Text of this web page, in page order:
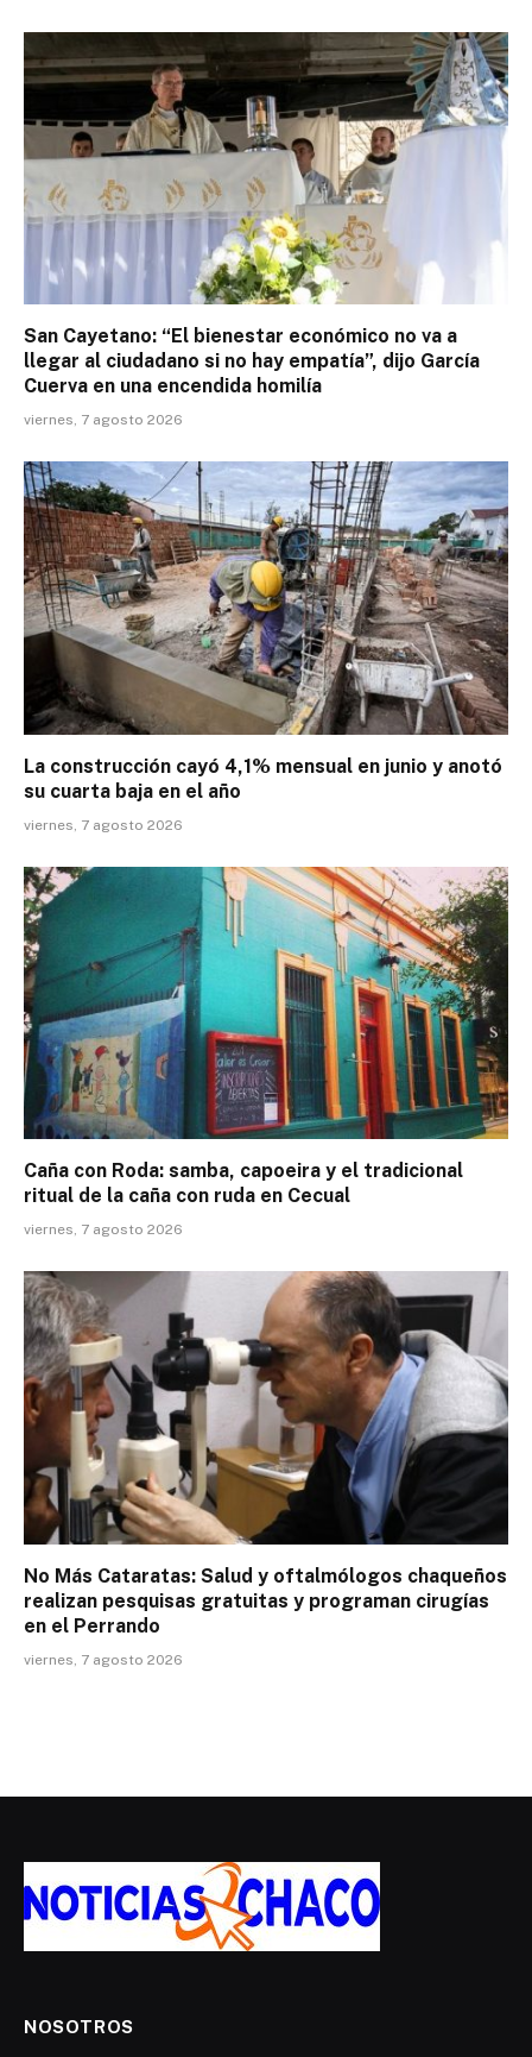
San Cayetano: “El bienestar económico no va a
llegar al ciudadano si no hay empatía”, dijo García
Cuerva en una encendida homilía
viernes, 7 agosto 2026
La construcción cayó 4,1% mensual en junio y anotó
su cuarta baja en el año
viernes, 7 agosto 2026
Caña con Roda: samba, capoeira y el tradicional
ritual de la caña con ruda en Cecual
viernes, 7 agosto 2026
No Más Cataratas: Salud y oftalmólogos chaqueños
realizan pesquisas gratuitas y programan cirugías
en el Perrando
viernes, 7 agosto 2026
NOSOTROS